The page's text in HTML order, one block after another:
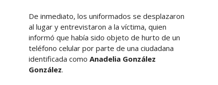
De inmediato, los uniformados se desplazaron
al lugar y entrevistaron a la víctima, quien
informó que había sido objeto de hurto de un
teléfono celular por parte de una ciudadana
identificada como Anadelia González
González.